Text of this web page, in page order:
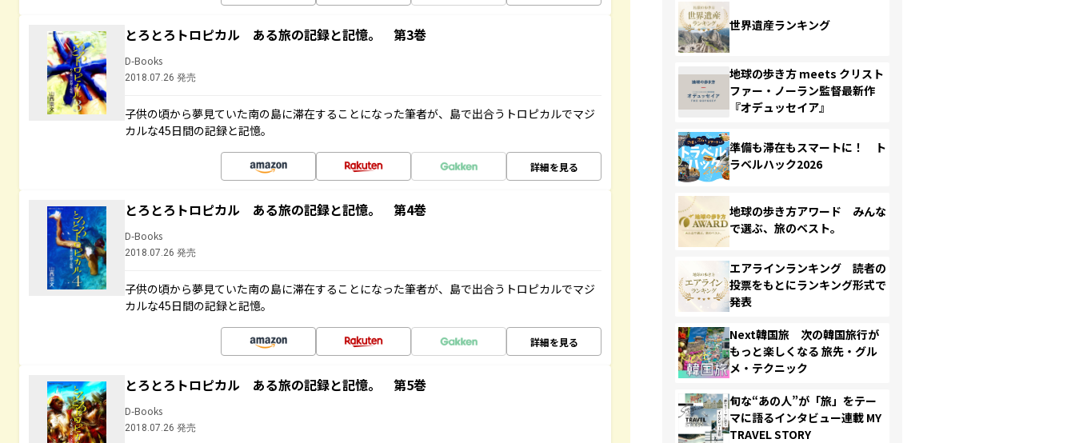
とろとろトロピカル ある旅の記録と記憶。 第3巻
D-Books
2018.07.26 発売
子供の頃から夢見ていた南の島に滞在することになった筆者が、島で出合うトロピカルでマジ
カルな45日間の記録と記憶。
詳細を見る
とろとろトロピカル ある旅の記録と記憶。 第4巻
D-Books
2018.07.26 発売
子供の頃から夢見ていた南の島に滞在することになった筆者が、島で出合うトロピカルでマジ
カルな45日間の記録と記憶。
詳細を見る
とろとろトロピカル ある旅の記録と記憶。 第5巻
D-Books
2018.07.26 発売
世界遺産ランキング
地球の歩き方 meets クリスト
ファー・ノーラン監督最新作
『オデュッセイア』
準備も滞在もスマートに！ ト
ラベルハック2026
地球の歩き方アワード みんな
で選ぶ、旅のベスト。
エアラインランキング 読者の
投票をもとにランキング形式で
発表
Next韓国旅 次の韓国旅行が
もっと楽しくなる 旅先・グル
メ・テクニック
旬な“あの人”が「旅」をテー
マに語るインタビュー連載 MY
TRAVEL STORY